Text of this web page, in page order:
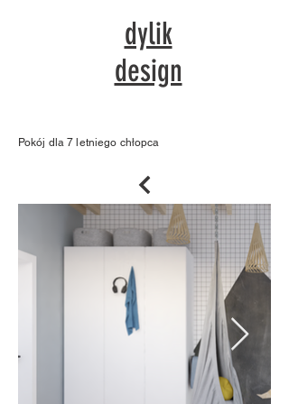
dylik
design
Pokój dla 7 letniego chłopca